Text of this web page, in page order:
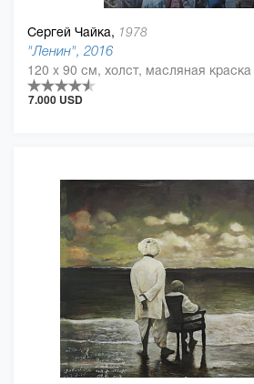
Сергей Чайка, 1978
"Ленин", 2016
120 x 90 см, холст, масляная краска
7.000 USD